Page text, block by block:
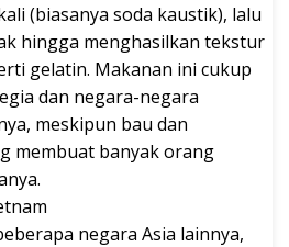
(biasanya soda kaustik), lalu
hingga menghasilkan tekstur
gelatin. Makanan ini cukup
dan negara-negara
meskipun bau dan
membuat banyak orang
negara Asia lainnya,